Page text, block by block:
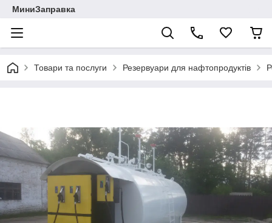
МиниЗаправка
Товари та послуги Резервуари для нафтопродуктів